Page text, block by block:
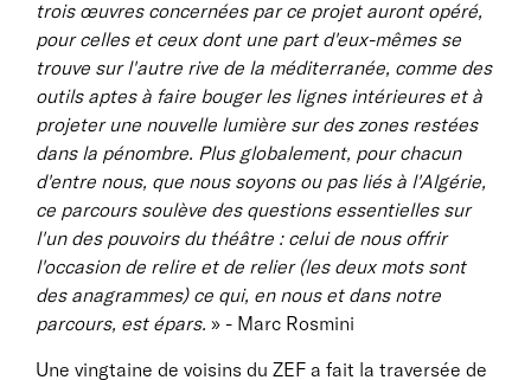
trois œuvres concernées par ce projet auront opéré,
pour celles et ceux dont une part d'eux-mêmes se
trouve sur l'autre rive de la méditerranée, comme des
outils aptes à faire bouger les lignes intérieures et à
projeter une nouvelle lumière sur des zones restées
dans la pénombre. Plus globalement, pour chacun
d'entre nous, que nous soyons ou pas liés à l'Algérie,
ce parcours soulève des questions essentielles sur
l'un des pouvoirs du théâtre : celui de nous offrir
l'occasion de relire et de relier (les deux mots sont
des anagrammes) ce qui, en nous et dans notre
parcours, est épars. » - Marc Rosmini
Une vingtaine de voisins du ZEF a fait la traversée de